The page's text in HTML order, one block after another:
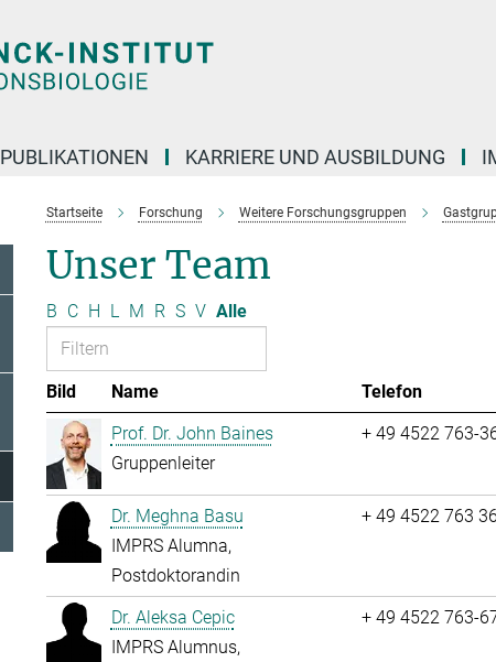
PUBLIKATIONEN KARRIERE UND AUSBILDUNG
Startseite Forschung Weitere Forschungsgruppen
Unser Team
B C H L M R S V Alle
Bild Name Telefon
Prof. Dr. John Baines
Gruppenleiter
+ 49 4522 763-
Dr. Meghna Basu
IMPRS Alumna,
Postdoktorandin
+ 49 4522 763
Dr. Aleksa Cepic
IMPRS Alumnus,
+ 49 4522 763-